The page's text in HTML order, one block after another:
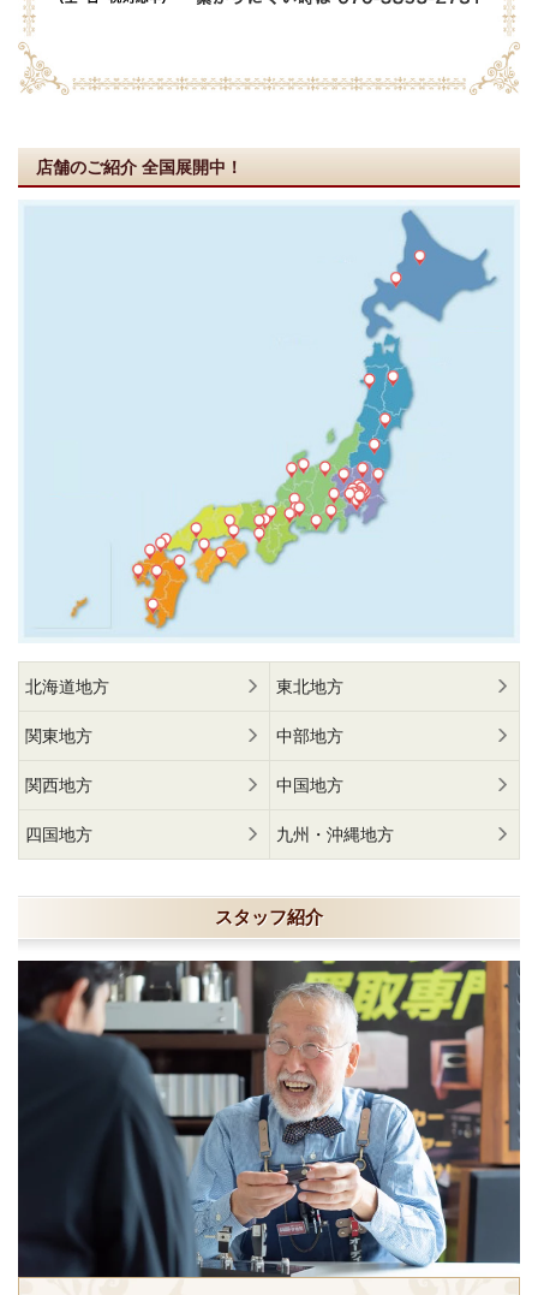
店舗のご紹介 全国展開中！
北海道地方 東北地方
関東地方 中部地方
関西地方 中国地方
四国地方 九州・沖縄地方
スタッフ紹介